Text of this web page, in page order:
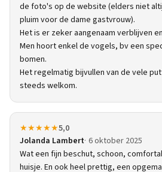
de foto's op de website (elders niet
pluim voor de dame gastvrouw).
Het is er zeker aangenaam verblijven
Men hoort enkel de vogels, bv een
bomen.
Het regelmatig bijvullen van de vele
steeds welkom.
★★★★★5,0
Jolanda Lambert 6 oktober 2025
Wat een fijn beschut, schoon,
huisje. En ook heel prettig, een